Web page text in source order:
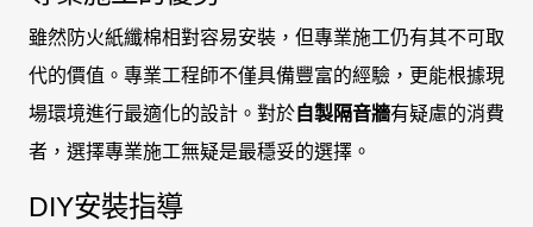
雖然防火紙纖棉相對容易安裝，但專業施工仍有其不可取
代的價值。專業工程師不僅具備豐富的經驗，更能根據現
場環境進行最適化的設計。對於自製隔音牆有疑慮的消費
者，選擇專業施工無疑是最穩妥的選擇。
DIY安裝指導